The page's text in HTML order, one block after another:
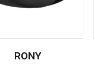
RONY